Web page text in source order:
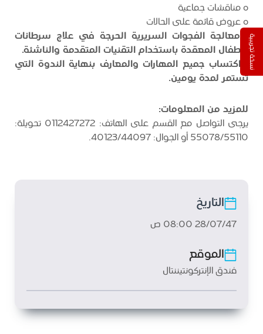
o مناقشات جماعية
o عروض قائمة على الحالات
معالجة الفجوات السريرية الحرجة في علاج سرطانات
الأطفال المعقدة باستخدام التقنيات المتقدمة والناشئة.
• اكتساب جميع المهارات والمعارف بنهاية الندوة التي
تستمر لمدة يومين.
للمزيد من المعلومات:
يرجى التواصل مع القسم على الهاتف: 0112427272 تحويلة:
55078/55110 أو الجوال: 40123/44097.
التاريخ
28/07/47 08:00 ص
الموقع
فندق الإنتركونتيننتال
نسخة تجريبية